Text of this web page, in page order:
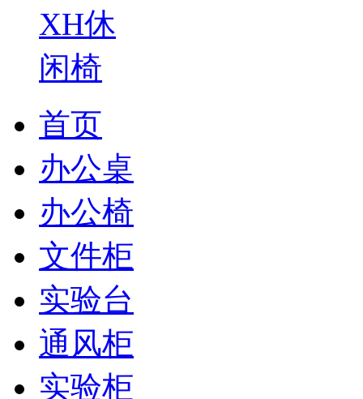
首页
办公桌
办公椅
文件柜
实验台
通风柜
实验柜